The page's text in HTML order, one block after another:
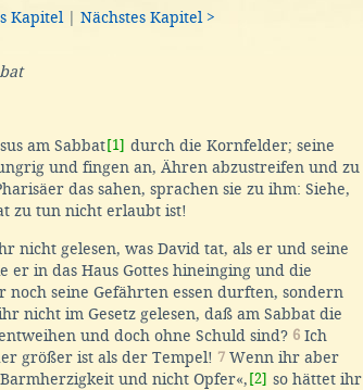
Kapitel Nächstes Kapitel >
am Sabbat [1] durch die Kornfelder; seine
und fingen an, Ähren abzustreifen und zu
das sahen, sprachen sie zu ihm: Siehe,
zu tun nicht erlaubt ist!
nicht gelesen, was David tat, als er und seine
er in das Haus Gottes hineinging und die
seine Gefährten essen durften, sondern
nicht im Gesetz gelesen, daß am Sabbat die
und doch ohne Schuld sind? 6 Ich
größer ist als der Tempel! 7 Wenn ihr aber
und nicht Opfer«, [2] so hättet ihr